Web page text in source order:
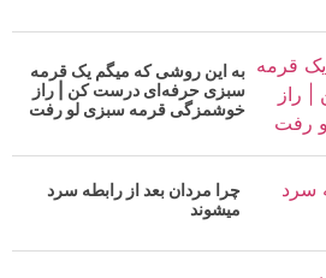
به این روشی که میگم یک قرمه
سبزی حرفه‌ای درست کن | راز
خوشمزگی قرمه سبزی لو رفت
چرا مردان بعد از رابطه سرد
میشوند